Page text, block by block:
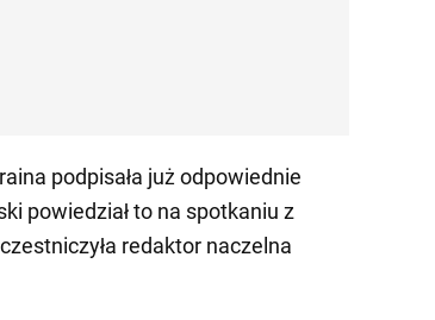
podpisała już odpowiednie
powiedział to na spotkaniu z
redaktor naczelna